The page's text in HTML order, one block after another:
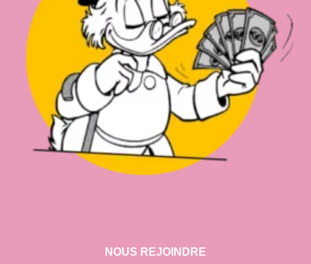
NOUS REJOINDRE